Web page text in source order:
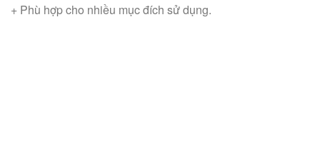
+ Phù hợp cho nhiều mục đích sử dụng.